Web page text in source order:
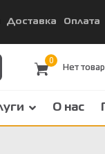
Доставка Оплата
0
О нас